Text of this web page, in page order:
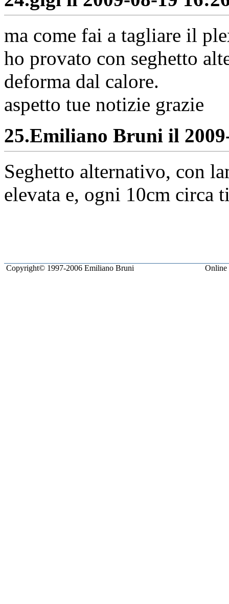
ma come fai a tagliare il
ho provato con seghetto
deforma dal calore.
aspetto tue notizie grazie
25.Emiliano Bruni il
Seghetto alternativo, con
elevata e, ogni 10cm circa
Copyright© 1997-2006 Emiliano Bruni Online